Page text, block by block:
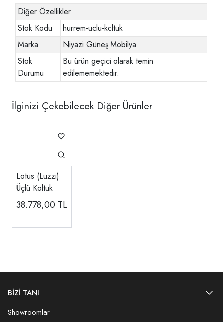
Diğer Özellikler
Stok Kodu
hurrem-uclu-koltuk
Marka
Niyazi Güneş Mobilya
Stok
Durumu
Bu ürün geçici olarak temin
edilememektedir.
İlginizi Çekebilecek Diğer Ürünler
Lotus (Luzzi)
Üçlü Koltuk
38.778,00 TL
BİZİ TANI
Showroomlar